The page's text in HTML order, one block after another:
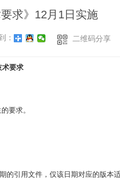
求》12月1日实施
： 二维码分享
术要求
要求。
引用文件，仅该日期对应的版本